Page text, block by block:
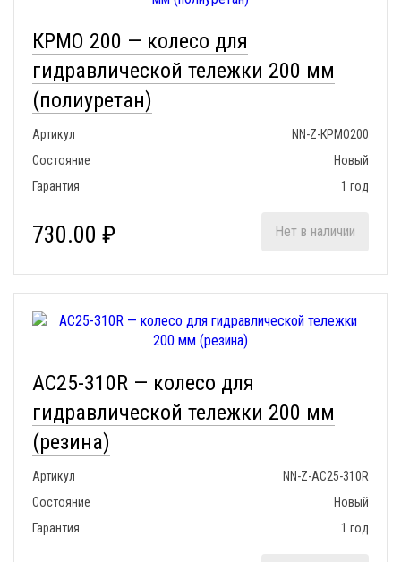
КРМО 200 — колесо для
гидравлической тележки 200 мм
(полиуретан)
Артикул
NN-Z-КРМО200
Состояние
Новый
Гарантия
1 год
730.00 ₽ Нет в наличии
АС25-310R — колесо для
гидравлической тележки 200 мм
(резина)
Артикул
NN-Z-АС25-310R
Состояние
Новый
Гарантия
1 год